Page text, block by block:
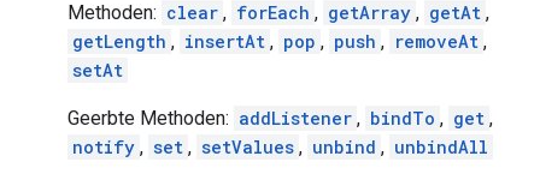
Methoden: clear , forEach , getArray , getAt ,
getLength , insertAt , pop , push , removeAt ,
setAt
Geerbte Methoden: addListener , bindTo , get ,
notify , set , setValues , unbind , unbindAll